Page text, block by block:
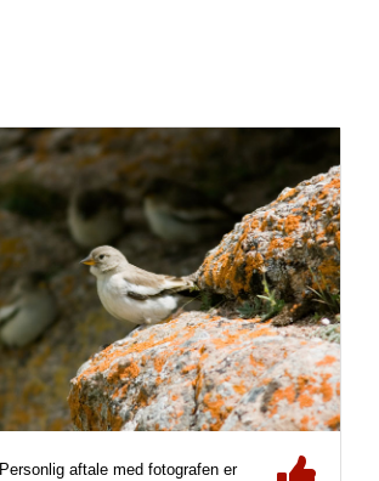
Personlig aftale med fotografen er